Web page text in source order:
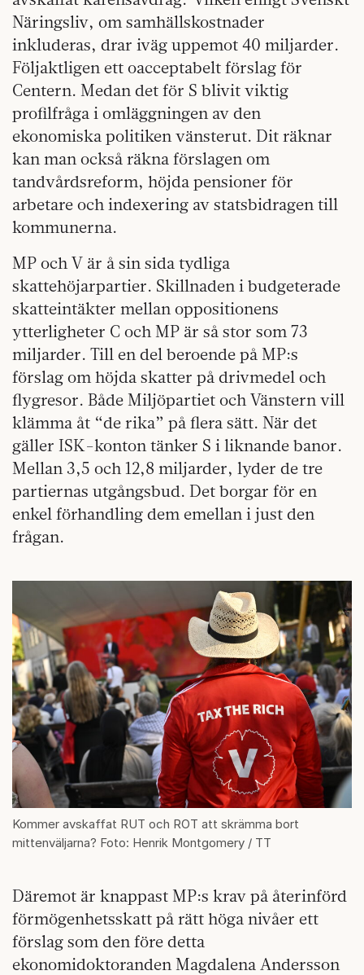
Näringsliv, om samhällskostnader
inkluderas, drar iväg uppemot 40 miljarder.
Följaktligen ett oacceptabelt förslag för
Centern. Medan det för S blivit viktig
profilfråga i omläggningen av den
ekonomiska politiken vänsterut. Dit räknar
kan man också räkna förslagen om
tandvårdsreform, höjda pensioner för
arbetare och indexering av statsbidragen till
kommunerna.
MP och V är å sin sida tydliga
skattehöjarpartier. Skillnaden i budgeterade
skatteintäkter mellan oppositionens
ytterligheter C och MP är så stor som 73
miljarder. Till en del beroende på MP:s
förslag om höjda skatter på drivmedel och
flygresor. Både Miljöpartiet och Vänstern vill
klämma åt “de rika” på flera sätt. När det
gäller ISK-konton tänker S i liknande banor.
Mellan 3,5 och 12,8 miljarder, lyder de tre
partiernas utgångsbud. Det borgar för en
enkel förhandling dem emellan i just den
frågan.
Kommer avskaffat RUT och ROT att skrämma bort
mittenväljarna? Foto: Henrik Montgomery / TT
Däremot är knappast MP:s krav på återinförd
förmögenhetsskatt på rätt höga nivåer ett
förslag som den före detta
ekonomidoktoranden Magdalena Andersson